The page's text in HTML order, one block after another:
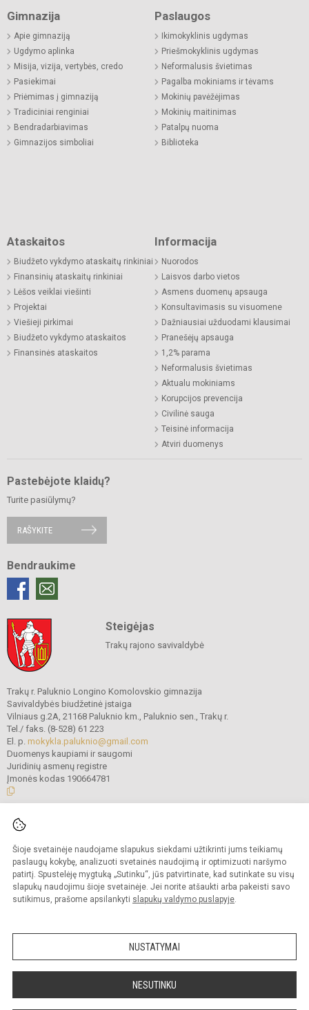
Šioje svetainėje naudojame slapukus siekdami užtikrinti jums teikiamų
paslaugų kokybę, analizuoti svetainės naudojimą ir optimizuoti naršymo
patirtį. Spustelėję mygtuką „Sutinku“, jūs patvirtinate, kad sutinkate su visų
slapukų naudojimu šioje svetainėje. Jei norite atšaukti arba pakeisti savo
sutikimus, prašome apsilankyti slapukų valdymo puslapyje.
NUSTATYMAI
NESUTINKU
Gimnazija
Apie gimnaziją
Ugdymo aplinka
Misija, vizija, vertybės, credo
Pasiekimai
Priėmimas į gimnaziją
Tradiciniai renginiai
Bendradarbiavimas
Gimnazijos simboliai
Paslaugos
Ikimokyklinis ugdymas
Priešmokyklinis ugdymas
Neformalusis švietimas
Pagalba mokiniams ir tėvams
Mokinių pavėžėjimas
Mokinių maitinimas
Patalpų nuoma
Biblioteka
Ataskaitos
Biudžeto vykdymo ataskaitų rinkiniai
Finansinių ataskaitų rinkiniai
Lėšos veiklai viešinti
Projektai
Viešieji pirkimai
Biudžeto vykdymo ataskaitos
Finansinės ataskaitos
Informacija
Nuorodos
Laisvos darbo vietos
Asmens duomenų apsauga
Konsultavimasis su visuomene
Dažniausiai užduodami klausimai
Pranešėjų apsauga
1,2% parama
Neformalusis švietimas
Aktualu mokiniams
Korupcijos prevencija
Civilinė sauga
Teisinė informacija
Atviri duomenys
Pastebėjote klaidų?
Turite pasiūlymų?
RAŠYKITE
Bendraukime
Steigėjas
Trakų rajono savivaldybė
Trakų r. Paluknio Longino Komolovskio gimnazija
Savivaldybės biudžetinė įstaiga
Vilniaus g.2A, 21168 Paluknio km., Paluknio sen., Trakų r.
Tel./ faks. (8-528) 61 223
El. p. mokykla.paluknio@gmail.com
Duomenys kaupiami ir saugomi
Juridinių asmenų registre
Įmonės kodas 190664781
© 2021. Trakų r. Paluknio Longino Komolovskio gimnazija. Visos teisės
Kopijuoti turinį be raštiško gimnazijos administracijos sutikimo griežtai
draudžiama.
Prieinamumo paraiška Slapukų valdymas
Sumanus būdas atnaujinti